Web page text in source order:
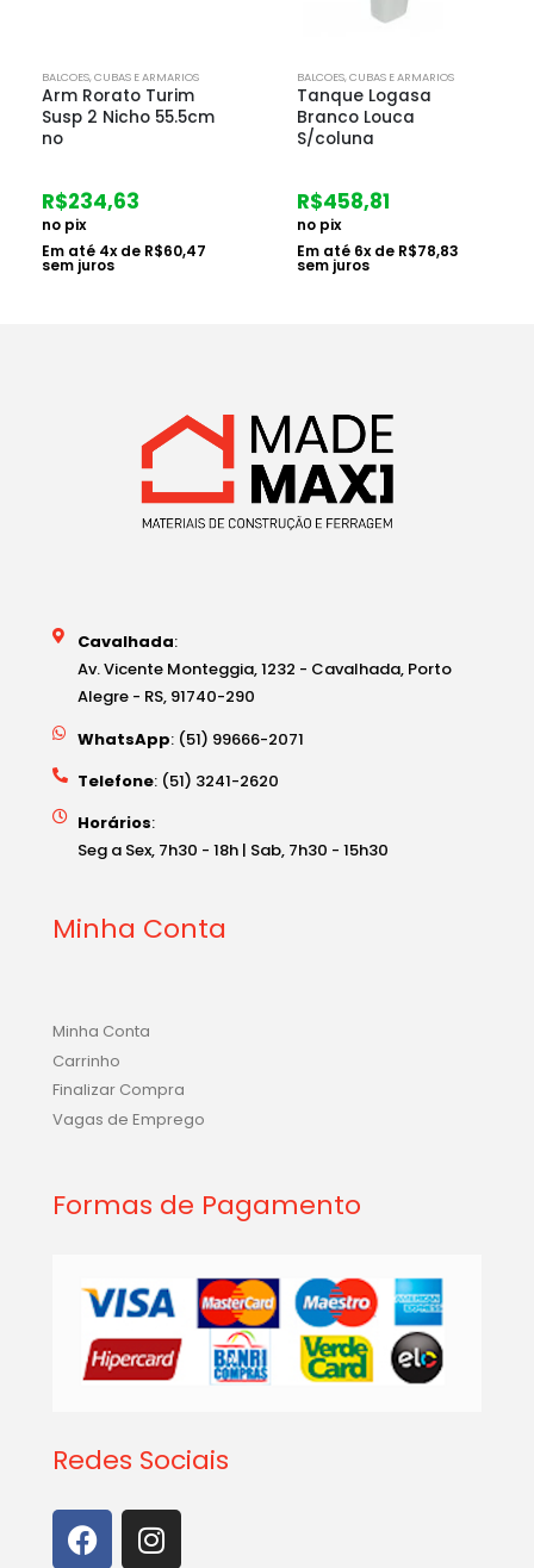
BALCOES, CUBAS E ARMARIOS
Arm Rorato Turim
Susp 2 Nicho 55.5cm
no
R$234,63
no pix
Em até 4x de R$60,47
sem juros
BALCOES, CUBAS E ARMARIOS
Tanque Logasa
Branco Louca
S/coluna
R$458,81
no pix
Em até 6x de R$78,83
sem juros
Cavalhada:
Av. Vicente Monteggia, 1232 - Cavalhada, Porto
Alegre - RS, 91740-290
WhatsApp: (51) 99666-2071
Telefone: (51) 3241-2620
Horários:
Seg a Sex, 7h30 - 18h | Sab, 7h30 - 15h30
Minha Conta
Minha Conta
Carrinho
Finalizar Compra
Vagas de Emprego
Formas de Pagamento
Redes Sociais